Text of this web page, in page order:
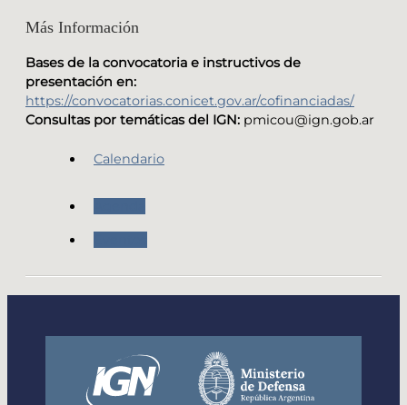
Más Información
Bases de la convocatoria e instructivos de
presentación en:
https://convocatorias.conicet.gov.ar/cofinanciadas/
Consultas por temáticas del IGN: pmicou@ign.gob.ar
Calendario